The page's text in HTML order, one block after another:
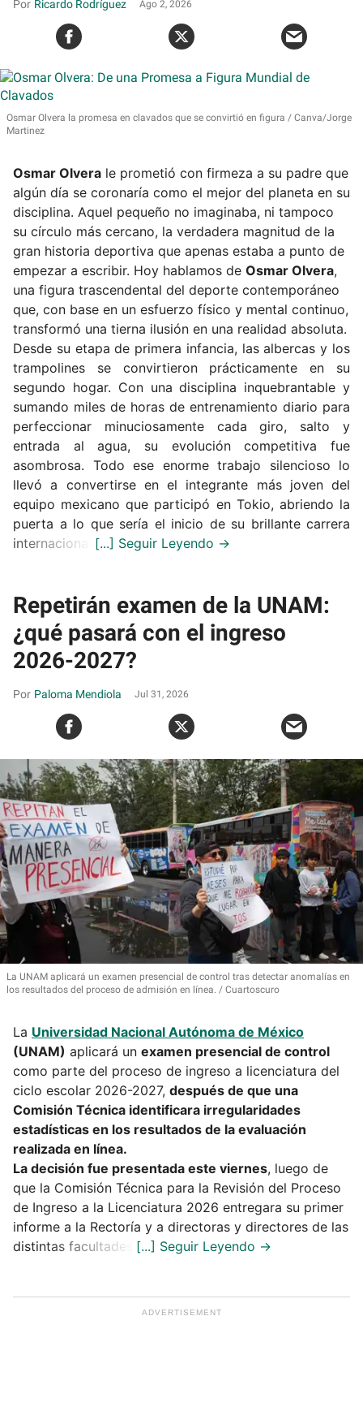
Ricardo Rodríguez Ago 2, 2026
Osmar Olvera la promesa en clavados que se convirtió en figura
Canva/Jorge
Martinez
Osmar Olvera le prometió con firmeza a su padre que
algún día se coronaría como el mejor del planeta en su
disciplina. Aquel pequeño no imaginaba, ni tampoco
su círculo más cercano, la verdadera magnitud de la
gran historia deportiva que apenas estaba a punto de
empezar a escribir. Hoy hablamos de Osmar Olvera,
una figura trascendental del deporte contemporáneo
que, con base en un esfuerzo físico y mental continuo,
transformó una tierna ilusión en una realidad absoluta.
Desde su etapa de primera infancia, las albercas y los
trampolines se convirtieron prácticamente en su
segundo hogar. Con una disciplina inquebrantable y
sumando miles de horas de entrenamiento diario para
perfeccionar minuciosamente cada giro, salto y
entrada al agua, su evolución competitiva fue
asombrosa. Todo ese enorme trabajo silencioso lo
llevó a convertirse en el integrante más joven del
equipo mexicano que participó en Tokio, abriendo la
puerta a lo que sería el inicio de su brillante carrera
internacional.
Repetirán examen de la UNAM:
¿qué pasará con el ingreso
2026-2027?
Paloma Mendiola Jul 31, 2026
La UNAM aplicará un examen presencial de control tras detectar anomalías en
los resultados del proceso de admisión en línea.
Cuartoscuro
La Universidad Nacional Autónoma de México
(UNAM) aplicará un examen presencial de control
como parte del proceso de ingreso a licenciatura del
ciclo escolar 2026-2027, después de que una
Comisión Técnica identificara irregularidades
estadísticas en los resultados de la evaluación
realizada en línea.
La decisión fue presentada este viernes, luego de
que la Comisión Técnica para la Revisión del Proceso
de Ingreso a la Licenciatura 2026 entregara su primer
informe a la Rectoría y a directoras y directores de las
distintas facultades.